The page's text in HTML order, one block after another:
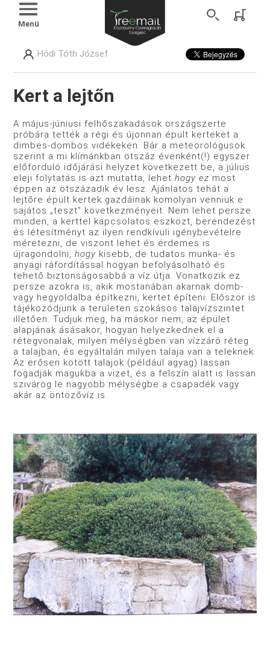
Menü
Hódi Tóth József
Kert a lejtőn
A május-júniusi felhőszakadások országszerte
próbára tették a régi és újonnan épült kerteket a
dimbes-dombos vidékeken. Bár a meteorológusok
szerint a mi klímánkban ötszáz évenként(!) egyszer
előforduló időjárási helyzet következett be, a július
eleji folytatás is azt mutatta, lehethogy ez most
éppen az ötszázadik év lesz. Ajánlatos tehát a
lejtőre épült kertek gazdáinak komolyan venniük e
sajátos „teszt” következményeit. Nem lehet persze
minden, a kerttel kapcsolatos eszközt, berendezést
és létesítményt az ilyen rendkívüli igénybevételre
méretezni, de viszont lehet és érdemes is
újragondolni,hogy kisebb, de tudatos munka- és
anyagi ráfordítással hogyan befolyásolható és
tehető biztonságosabbá a víz útja. Vonatkozik ez
persze azokra is, akik mostanában akarnak domb-
vagy hegyoldalba építkezni, kertet építeni. Először is
tájékozódjunk a területen szokásos talajvízszintet
illetően. Tudjuk meg, ha máskor nem, az épület
alapjának ásásakor, hogyan helyezkednek el a
rétegvonalak, milyen mélységben van vízzáró réteg
a talajban, és egyáltalán milyen talaja van a teleknek.
Az erősen kötött talajok (például agyag) lassan
fogadják magukba a vizet, és a felszín alatt is lassan
szivárog le nagyobb mélységbe a csapadék vagy
akár az öntözővíz is.